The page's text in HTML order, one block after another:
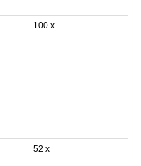
100 x
52 x